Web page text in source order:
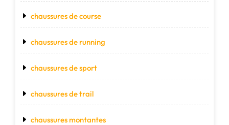
chaussures de course
chaussures de running
chaussures de sport
chaussures de trail
chaussures montantes